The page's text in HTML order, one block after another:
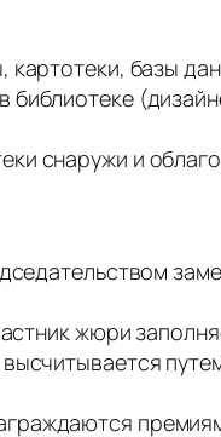
базы
снаружи и
жюри